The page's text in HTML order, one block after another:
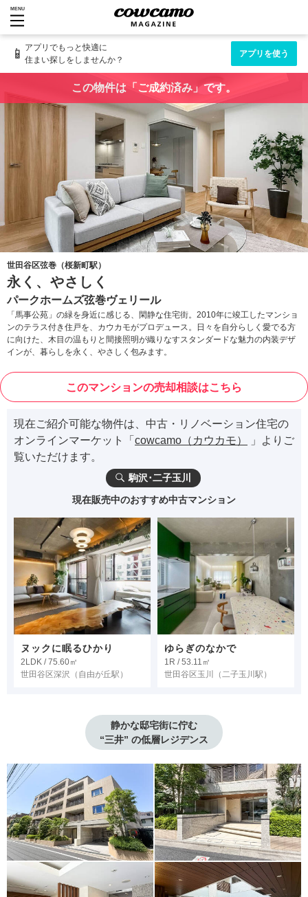
MENU
📱 アプリでもっと快適に
住まい探しをしませんか？
アプリを使う
この物件は「ご成約済み」です。
世田谷区弦巻（桜新町駅）
永く、やさしく
パークホームズ弦巻ヴェリール
「馬事公苑」の緑を身近に感じる、閑静な住宅街。2010年に竣工したマンショ
ンのテラス付き住戸を、カウカモがプロデュース。日々を自分らしく愛でる方
に向けた、木目の温もりと間接照明が織りなすスタンダードな魅力の内装デザ
インが、暮らしを永く、やさしく包みます。
このマンションの売却相談はこちら
現在ご紹介可能な物件は、中古・リノベーション住宅の
オンラインマーケット「 cowcamo（カウカモ）
」よりご
覧いただけます。
駒沢･二子玉川
現在販売中のおすすめ中古マンション
ヌックに眠るひかり
2LDK / 75.60㎡
世田谷区深沢 （自由が丘駅）
ゆらぎのなかで
1R / 53.11㎡
世田谷区玉川
（二子玉川駅）
静かな邸宅街に佇む
“三井” の低層レジデンス